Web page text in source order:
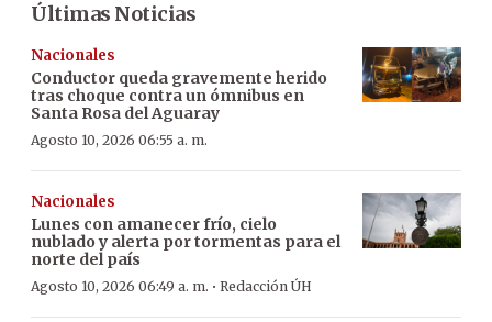
Últimas Noticias
Nacionales
Conductor queda gravemente herido
tras choque contra un ómnibus en
Santa Rosa del Aguaray
Agosto 10, 2026 06:55 a. m.
Nacionales
Lunes con amanecer frío, cielo
nublado y alerta por tormentas para el
norte del país
Agosto 10, 2026 06:49 a. m. · Redacción ÚH